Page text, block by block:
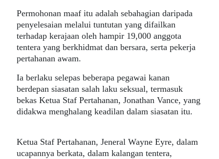
Permohonan maaf itu adalah sebahagian daripada
penyelesaian melalui tuntutan yang difailkan
terhadap kerajaan oleh hampir 19,000 anggota
tentera yang berkhidmat dan bersara, serta pekerja
pertahanan awam.
Ia berlaku selepas beberapa pegawai kanan
berdepan siasatan salah laku seksual, termasuk
bekas Ketua Staf Pertahanan, Jonathan Vance, yang
didakwa menghalang keadilan dalam siasatan itu.
Ketua Staf Pertahanan, Jeneral Wayne Eyre, dalam
ucapannya berkata, dalam kalangan tentera,